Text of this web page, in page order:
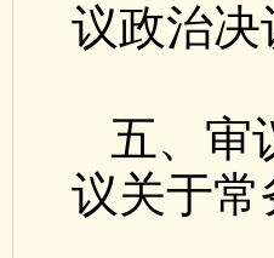
议政治决
五、审
议关于